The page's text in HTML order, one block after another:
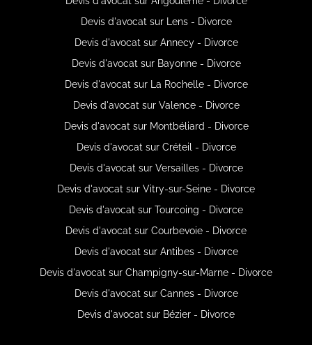
Devis d'avocat sur Lens - Divorce
Devis d'avocat sur Annecy - Divorce
Devis d'avocat sur Bayonne - Divorce
Devis d'avocat sur La Rochelle - Divorce
Devis d'avocat sur Valence - Divorce
Devis d'avocat sur Montbéliard - Divorce
Devis d'avocat sur Créteil - Divorce
Devis d'avocat sur Versailles - Divorce
Devis d'avocat sur Vitry-sur-Seine - Divorce
Devis d'avocat sur Tourcoing - Divorce
Devis d'avocat sur Courbevoie - Divorce
Devis d'avocat sur Antibes - Divorce
Devis d'avocat sur Champigny-sur-Marne - Divorce
Devis d'avocat sur Cannes - Divorce
Devis d'avocat sur Bézier - Divorce